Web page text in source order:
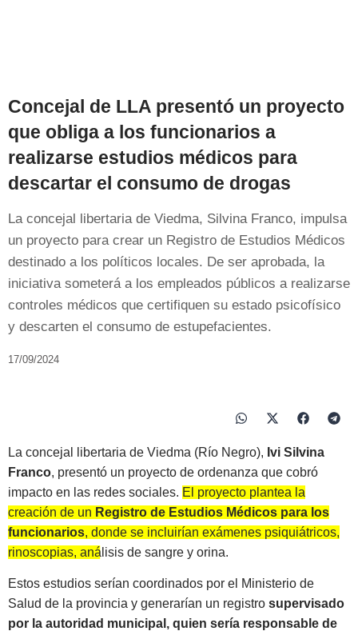
Concejal de LLA presentó un proyecto
que obliga a los funcionarios a
realizarse estudios médicos para
descartar el consumo de drogas
La concejal libertaria de Viedma, Silvina Franco, impulsa
un proyecto para crear un Registro de Estudios Médicos
destinado a los políticos locales. De ser aprobada, la
iniciativa someterá a los empleados públicos a realizarse
controles médicos que certifiquen su estado psicofísico
y descarten el consumo de estupefacientes.
17/09/2024
La concejal libertaria de Viedma (Río Negro), Ivi Silvina
Franco, presentó un proyecto de ordenanza que cobró
impacto en las redes sociales. El proyecto plantea la
creación de un Registro de Estudios Médicos para los
funcionarios, donde se incluirían exámenes psiquiátricos,
rinoscopias, análisis de sangre y orina.
Estos estudios serían coordinados por el Ministerio de
Salud de la provincia y generarían un registro supervisado
por la autoridad municipal, quien sería responsable de